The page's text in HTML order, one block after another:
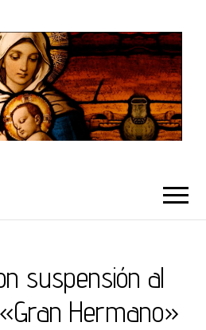
suspensión al
Hermano»